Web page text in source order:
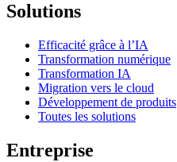
Solutions
Efficacité grâce à l’IA
Transformation numérique
Transformation IA
Migration vers le cloud
Développement de produits
Toutes les solutions
Entreprise